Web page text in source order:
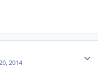
2014